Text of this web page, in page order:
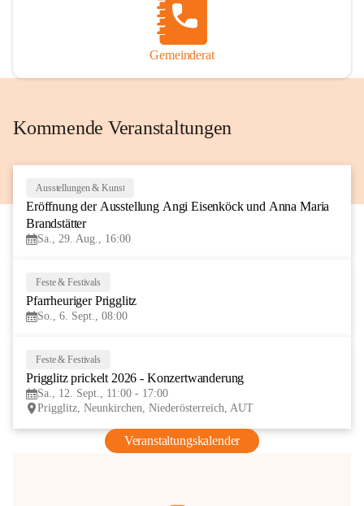
Gemeinderat
Kommende Veranstaltungen
AUG
Ausstellungen & Kunst
Eröffnung der Ausstellung Angi Eisenköck und Anna Maria
Brandstätter
Sa., 29. Aug., 16:00
Feste & Festivals
Pfarrheuriger Prigglitz
So., 6. Sept., 08:00
Feste & Festivals
Prigglitz prickelt 2026 - Konzertwanderung
Sa., 12. Sept., 11:00 - 17:00
Prigglitz, Neunkirchen, Niederösterreich, AUT
Veranstaltungskalender